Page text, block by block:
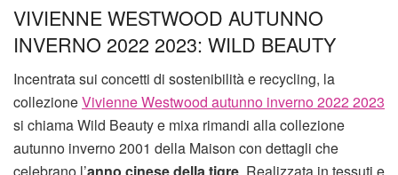
VIVIENNE WESTWOOD AUTUNNO
INVERNO 2022 2023: WILD BEAUTY
Incentrata sui concetti di sostenibilità e recycling, la
collezioneVivienne Westwood autunno inverno 2022 2023
si chiama Wild Beauty e mixa rimandi alla collezione
autunno inverno 2001 della Maison con dettagli che
celebrano l’anno cinese della tigre. Realizzata in tessuti e